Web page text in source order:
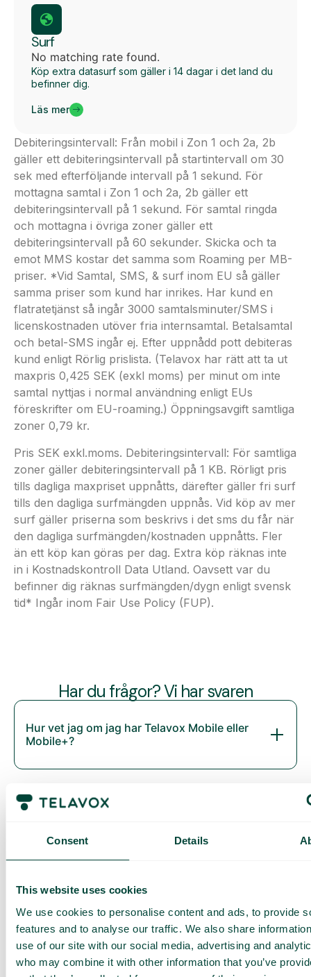
Consent Details
This website uses cookies
We use cookies to personalise content and ads, to provide
features and to analyse our traffic. We also share
use of our site with our social media, advertising and
who may combine it with other information that you’ve
Surf
No matching rate found.
Köp extra datasurf som gäller i 14 dagar i det land du
befinner dig.
Läs mer
Debiteringsintervall: Från mobil i Zon 1 och 2a, 2b
gäller ett debiteringsintervall på startintervall om 30
sek med efterföljande intervall på 1 sekund. För
mottagna samtal i Zon 1 och 2a, 2b gäller ett
debiteringsintervall på 1 sekund. För samtal ringda
och mottagna i övriga zoner gäller ett
debiteringsintervall på 60 sekunder. Skicka och ta
emot MMS kostar det samma som Roaming per MB-
priser. *Vid Samtal, SMS, & surf inom EU så gäller
samma priser som kund har inrikes. Har kund en
flatratetjänst så ingår 3000 samtalsminuter/SMS i
licenskostnaden utöver fria internsamtal. Betalsamtal
och betal-SMS ingår ej. Efter uppnådd pott debiteras
kund enligt Rörlig prislista. (Telavox har rätt att ta ut
maxpris 0,425 SEK (exkl moms) per minut om inte
samtal nyttjas i normal användning enligt EUs
föreskrifter om EU-roaming.) Öppningsavgift samtliga
zoner 0,79 kr.
Pris SEK exkl.moms. Debiteringsintervall: För samtliga
zoner gäller debiteringsintervall på 1 KB. Rörligt pris
tills dagliga maxpriset uppnåtts, därefter gäller fri surf
tills den dagliga surfmängden uppnås. Vid köp av mer
surf gäller priserna som beskrivs i det sms du får när
den dagliga surfmängden/kostnaden uppnåtts. Fler
än ett köp kan göras per dag. Extra köp räknas inte
in i Kostnadskontroll Data Utland. Oavsett var du
befinner dig räknas surfmängden/dygn enligt svensk
tid* Ingår inom Fair Use Policy (FUP).
Har du frågor? Vi har svaren
Hur vet jag om jag har Telavox Mobile eller
Mobile+?
Daily cost control
Med Daily Cost Control kan du som kund hålla bättre koll på
dina dagliga kostnader när du surfar utanför EU/EES.
Den dagliga begränsningen har en viss mängd data till ett